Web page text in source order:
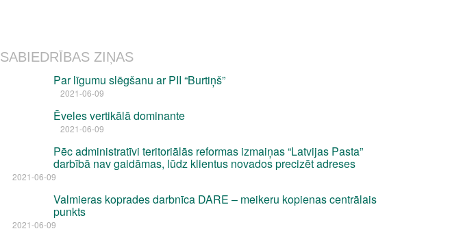
SABIEDRĪBAS ZIŅAS
Par līgumu slēgšanu ar PII “Burtiņš”
2021-06-09
Ēveles vertikālā dominante
2021-06-09
Pēc administratīvi teritoriālās reformas izmaiņas “Latvijas Pasta”
darbībā nav gaidāmas, lūdz klientus novados precizēt adreses
2021-06-09
Valmieras koprades darbnīca DARE – meikeru kopienas centrālais
punkts
2021-06-09